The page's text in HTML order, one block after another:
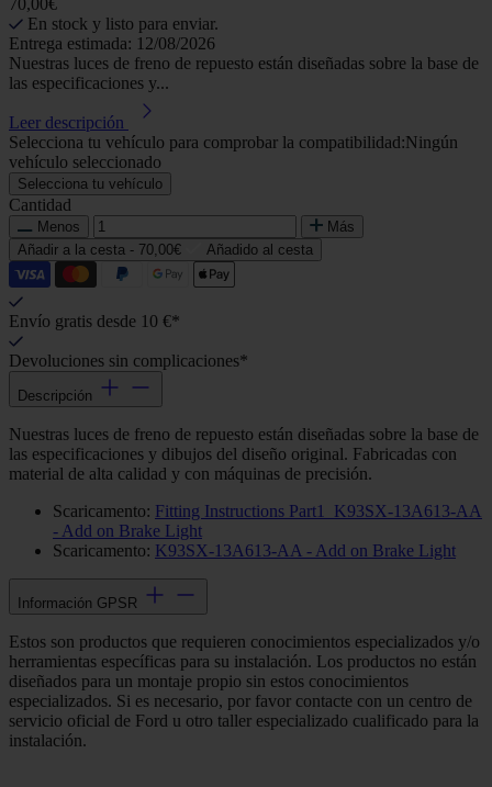
70,00€
En stock y listo para enviar.
Entrega estimada: 12/08/2026
Nuestras luces de freno de repuesto están diseñadas sobre la base de
las especificaciones y...
Leer descripción
Selecciona tu vehículo para comprobar la compatibilidad:Ningún
vehículo seleccionado
Selecciona tu vehículo
Cantidad
Menos
Más
Añadir a la cesta - 70,00€ Añadido al cesta
Envío gratis desde 10 €*
Devoluciones sin complicaciones*
Descripción
Nuestras luces de freno de repuesto están diseñadas sobre la base de
las especificaciones y dibujos del diseño original. Fabricadas con
material de alta calidad y con máquinas de precisión.
Scaricamento: Fitting Instructions Part1_K93SX-13A613-AA
- Add on Brake Light
Scaricamento: K93SX-13A613-AA - Add on Brake Light
Información GPSR
Estos son productos que requieren conocimientos especializados y/o
herramientas específicas para su instalación. Los productos no están
diseñados para un montaje propio sin estos conocimientos
especializados. Si es necesario, por favor contacte con un centro de
servicio oficial de Ford u otro taller especializado cualificado para la
instalación.